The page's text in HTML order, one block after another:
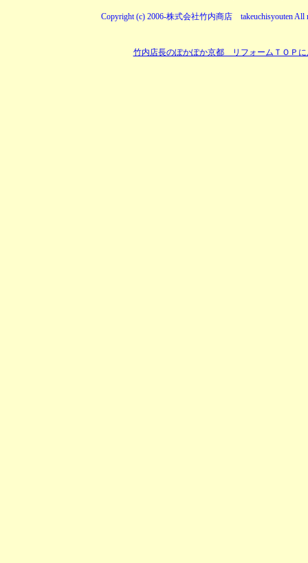
Copyright (c) 2006-株式会社竹内商店 takeuchisyouten All
竹内店長のぽかぽか京都 リフォームＴＯＰに